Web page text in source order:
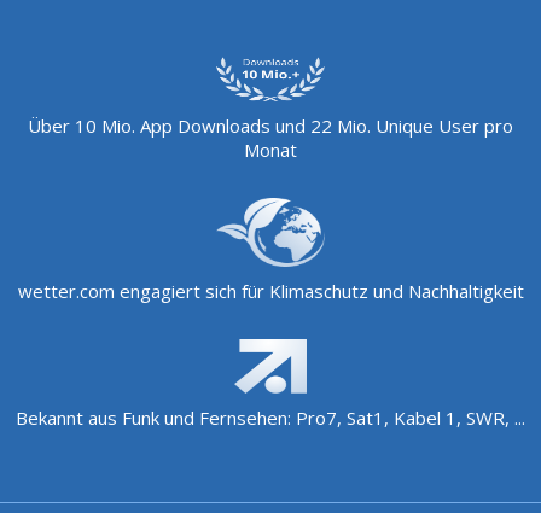
Über 10 Mio. App Downloads und 22 Mio. Unique User pro
Monat
wetter.com engagiert sich für Klimaschutz und Nachhaltigkeit
Bekannt aus Funk und Fernsehen: Pro7, Sat1, Kabel 1, SWR, ...